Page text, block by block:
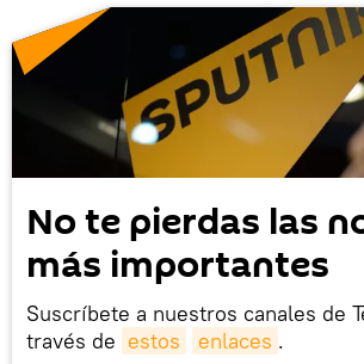
No te pierdas las
más importantes
Suscríbete a nuestros canales de
través de estos enlaces .